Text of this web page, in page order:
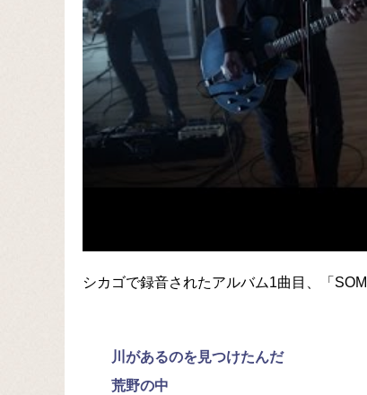
シカゴで録音されたアルバム1曲目、「
川があるのを見つけたんだ
荒野の中